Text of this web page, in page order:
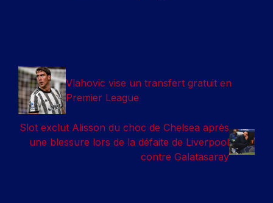
Vlahovic vise un transfert gratuit en
Premier League
Slot exclut Alisson du choc de Chelsea après
une blessure lors de la défaite de Liverpool
contre Galatasaray